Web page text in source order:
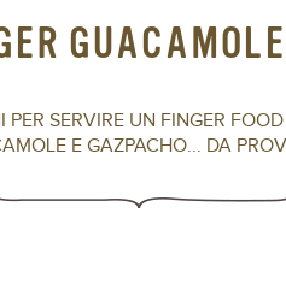
PER SERVIRE UN FINGER
E GAZPACHO... DA